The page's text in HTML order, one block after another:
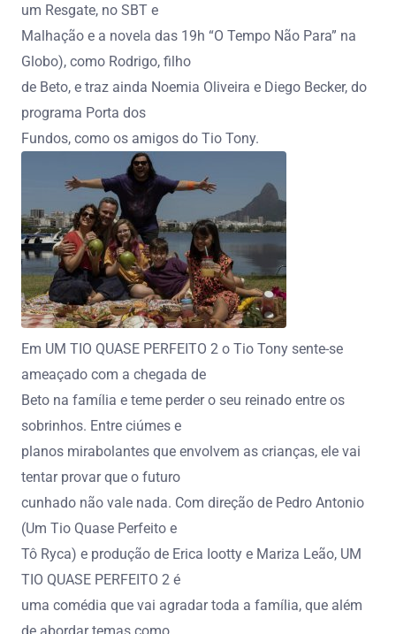
um Resgate, no SBT e
Malhação e a novela das 19h “O Tempo Não Para” na
Globo), como Rodrigo, filho
de Beto, e traz ainda Noemia Oliveira e Diego Becker, do
programa Porta dos
Fundos, como os amigos do Tio Tony.
Em UM TIO QUASE PERFEITO 2 o Tio Tony sente-se
ameaçado com a chegada de
Beto na família e teme perder o seu reinado entre os
sobrinhos. Entre ciúmes e
planos mirabolantes que envolvem as crianças, ele vai
tentar provar que o futuro
cunhado não vale nada. Com direção de Pedro Antonio
(Um Tio Quase Perfeito e
Tô Ryca) e produção de Erica Iootty e Mariza Leão, UM
TIO QUASE PERFEITO 2 é
uma comédia que vai agradar toda a família, que além